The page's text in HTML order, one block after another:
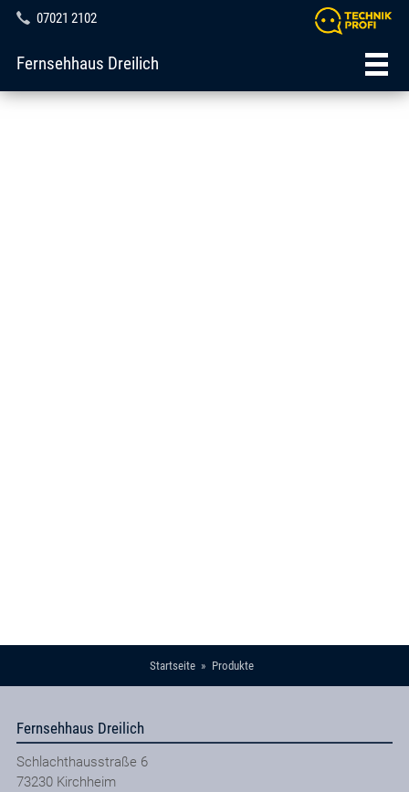
07021 2102
Fernsehhaus Dreilich
Startseite Produkte
Fernsehhaus Dreilich
Schlachthausstraße 6
73230 Kirchheim